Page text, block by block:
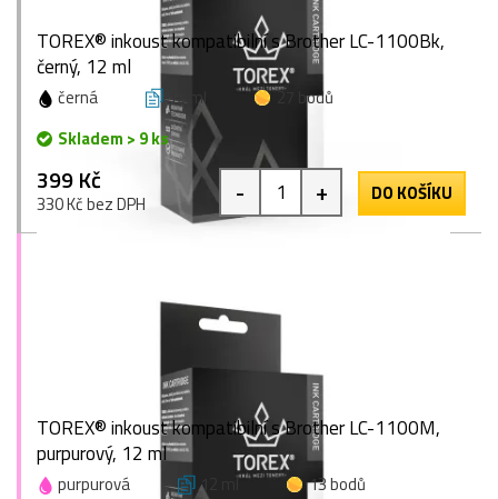
TOREX® inkoust kompatibilní s Brother LC-1100Bk,
černý, 12 ml
černá 12 ml
27 bodů
Skladem > 9 ks
399 Kč
330 Kč bez DPH - + DO KOŠÍKU
TOREX® inkoust kompatibilní s Brother LC-1100M,
purpurový, 12 ml
purpurová 12 ml
13 bodů